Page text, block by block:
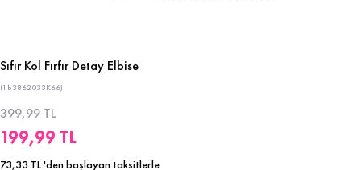
Sıfır Kol Fırfır Detay Elbise
(1b3862033K66)
399,99 TL
199,99 TL
73,33 TL'den başlayan taksitlerle